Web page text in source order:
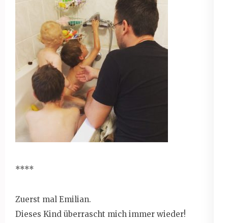
****
Zuerst mal Emilian.
Dieses Kind überrascht mich immer wieder!